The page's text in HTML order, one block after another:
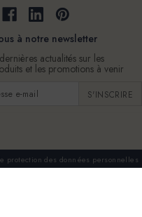
à notre newsletter
actualités sur les
et les promotions à venir
protection des données personnelles